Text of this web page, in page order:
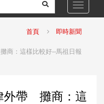
Toggle
首頁 即時新聞
商：這樣比較好--馬祖日報
外帶 攤商：這